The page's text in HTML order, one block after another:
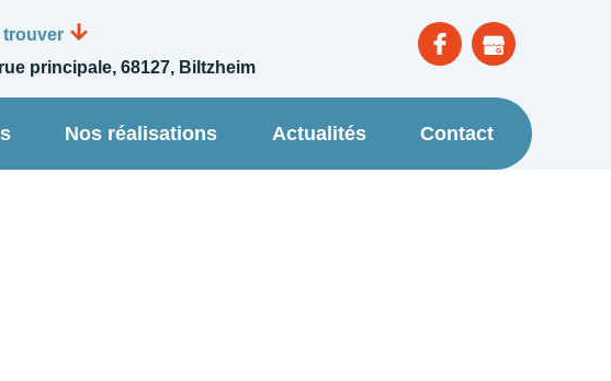
trouver
principale, 68127, Biltzheim
Nos réalisations Actualités Contact